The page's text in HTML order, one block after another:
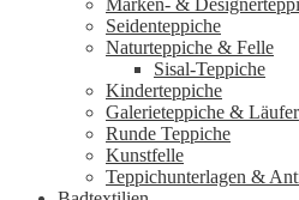
Marken- &
Seidenteppiche
Naturteppiche & Felle
Sisal-Teppiche
Kinderteppiche
Galerieteppiche & Läufer
Runde Teppiche
Kunstfelle
Teppichunterlagen &